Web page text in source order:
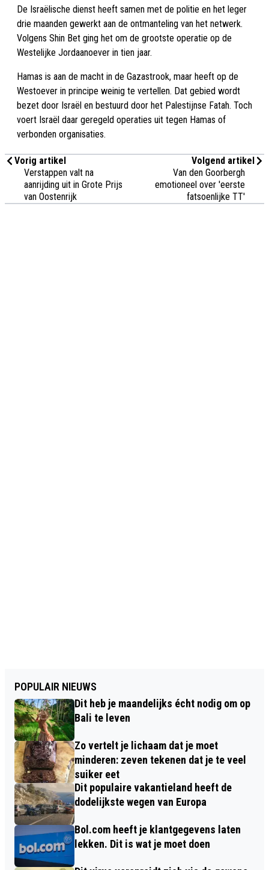
De Israëlische dienst heeft samen met de politie en het leger
drie maanden gewerkt aan de ontmanteling van het netwerk.
Volgens Shin Bet ging het om de grootste operatie op de
Westelijke Jordaanoever in tien jaar.
Hamas is aan de macht in de Gazastrook, maar heeft op de
Westoever in principe weinig te vertellen. Dat gebied wordt
bezet door Israël en bestuurd door het Palestijnse Fatah. Toch
voert Israël daar geregeld operaties uit tegen Hamas of
verbonden organisaties.
Vorig artikel
Verstappen valt na
aanrijding uit in Grote Prijs
van Oostenrijk
Volgend artikel
Van den Goorbergh
emotioneel over 'eerste
fatsoenlijke TT'
POPULAIR NIEUWS
Dit heb je maandelijks écht nodig om op
Bali te leven
Zo vertelt je lichaam dat je moet
minderen: zeven tekenen dat je te veel
suiker eet
Dit populaire vakantieland heeft de
dodelijkste wegen van Europa
Bol.com heeft je klantgegevens laten
lekken. Dit is wat je moet doen